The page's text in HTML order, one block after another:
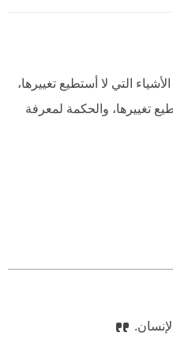
التي لا أستطيع تغييرها،
تغييرها، والحكمة لمعرفة